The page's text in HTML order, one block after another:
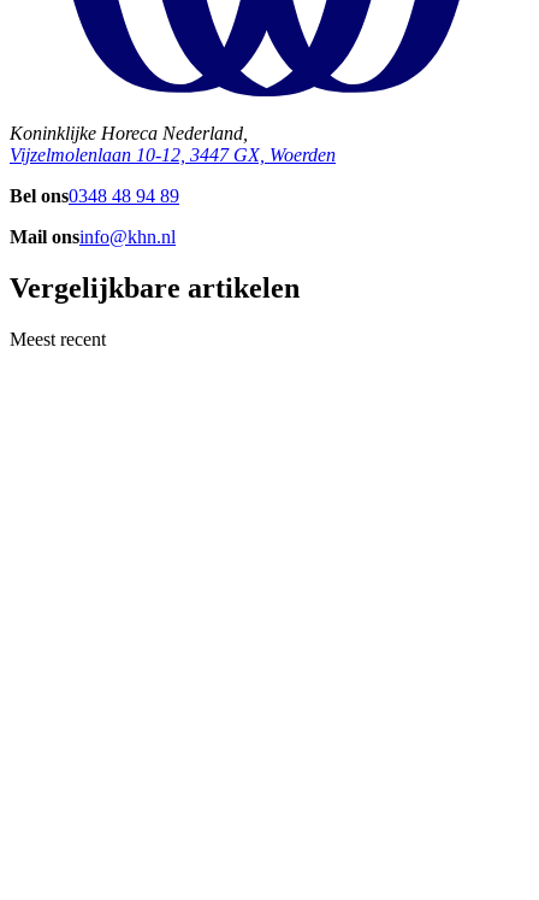
Koninklijke Horeca Nederland,
Vijzelmolenlaan 10-12, 3447 GX, Woerden
Bel ons0348 48 94 89
Mail onsinfo@khn.nl
Vergelijkbare artikelen
Meest recent